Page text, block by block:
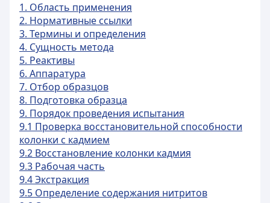
1. Область применения
2. Нормативные ссылки
3. Термины и определения
4. Сущность метода
5. Реактивы
6. Аппаратура
7. Отбор образцов
8. Подготовка образца
9. Порядок проведения испытания
9.1 Проверка восстановительной способности
колонки с кадмием
9.2 Восстановление колонки кадмия
9.3 Рабочая часть
9.4 Экстракция
9.5 Определение содержания нитритов